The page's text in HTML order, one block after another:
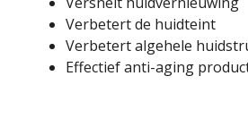
Verbetert de huidteint
Verbetert algehele
Effectief anti-aging